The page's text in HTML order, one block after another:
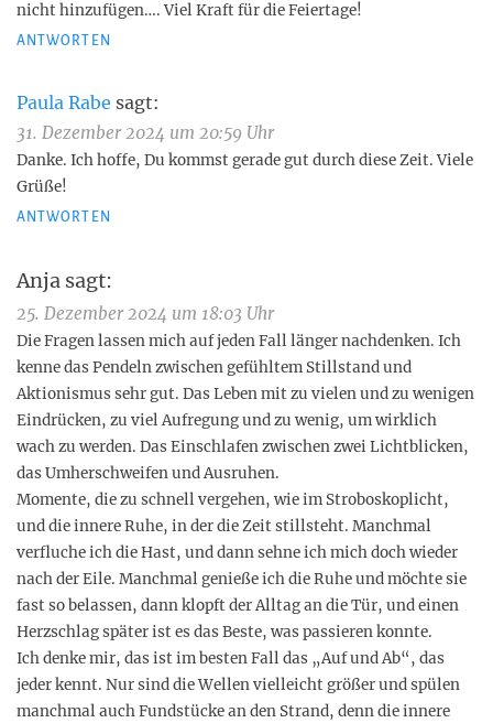
nicht hinzufügen…. Viel Kraft für die Feiertage!
ANTWORTEN
Paula Rabe sagt:
31. Dezember 2024 um 20:59 Uhr
Danke. Ich hoffe, Du kommst gerade gut durch diese Zeit. Viele
Grüße!
ANTWORTEN
Anja sagt:
25. Dezember 2024 um 18:03 Uhr
Die Fragen lassen mich auf jeden Fall länger nachdenken. Ich
kenne das Pendeln zwischen gefühltem Stillstand und
Aktionismus sehr gut. Das Leben mit zu vielen und zu wenigen
Eindrücken, zu viel Aufregung und zu wenig, um wirklich
wach zu werden. Das Einschlafen zwischen zwei Lichtblicken,
das Umherschweifen und Ausruhen.
Momente, die zu schnell vergehen, wie im Stroboskoplicht,
und die innere Ruhe, in der die Zeit stillsteht. Manchmal
verfluche ich die Hast, und dann sehne ich mich doch wieder
nach der Eile. Manchmal genieße ich die Ruhe und möchte sie
fast so belassen, dann klopft der Alltag an die Tür, und einen
Herzschlag später ist es das Beste, was passieren konnte.
Ich denke mir, das ist im besten Fall das „Auf und Ab“, das
jeder kennt. Nur sind die Wellen vielleicht größer und spülen
manchmal auch Fundstücke an den Strand, denn die innere